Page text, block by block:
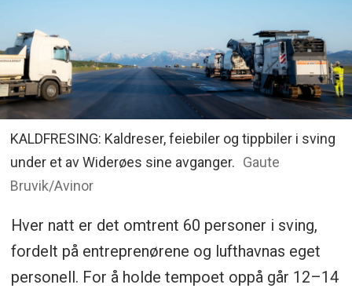
KALDFRESING: Kaldreser, feiebiler og tippbiler i sving
under et av Widerøes sine avganger. Gaute
Bruvik/Avinor
Hver natt er det omtrent 60 personer i sving,
fordelt på entreprenørene og lufthavnas eget
personell. For å holde tempoet oppå går 12–14